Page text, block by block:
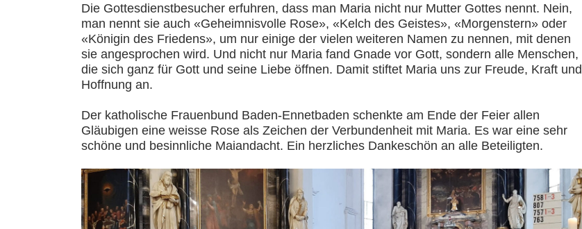
Die Gottesdienstbesucher erfuhren, dass man Maria nicht nur Mutter Gottes nennt. Nein,
man nennt sie auch «Geheimnisvolle Rose», «Kelch des Geistes», «Morgenstern» oder
«Königin des Friedens», um nur einige der vielen weiteren Namen zu nennen, mit denen
sie angesprochen wird. Und nicht nur Maria fand Gnade vor Gott, sondern alle Menschen,
die sich ganz für Gott und seine Liebe öffnen. Damit stiftet Maria uns zur Freude, Kraft und
Hoffnung an.
Der katholische Frauenbund Baden-Ennetbaden schenkte am Ende der Feier allen
Gläubigen eine weisse Rose als Zeichen der Verbundenheit mit Maria. Es war eine sehr
schöne und besinnliche Maiandacht. Ein herzliches Dankeschön an alle Beteiligten.